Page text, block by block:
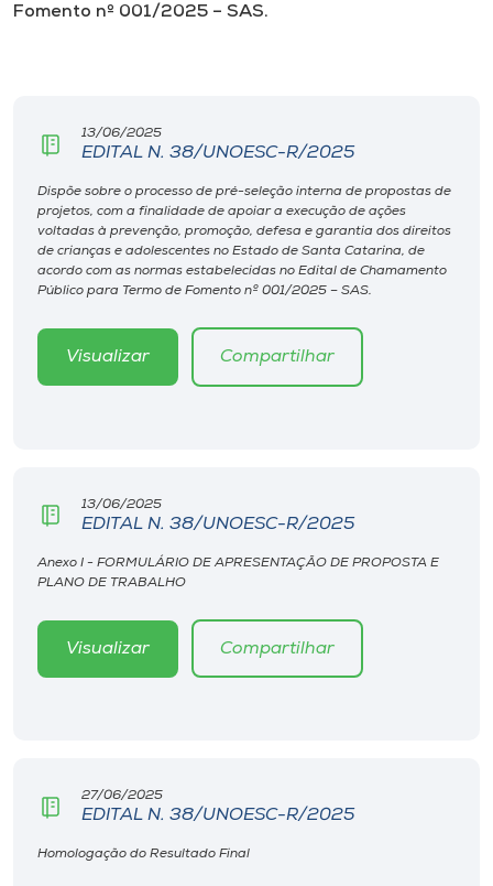
Museu
Unoesc
Store
Fomento nº 001/2025 – SAS.
13/06/2025
EDITAL N. 38/UNOESC-R/2025
Dispõe sobre o processo de pré-seleção interna de propostas de
projetos, com a finalidade de apoiar a execução de ações
voltadas à prevenção, promoção, defesa e garantia dos direitos
de crianças e adolescentes no Estado de Santa Catarina, de
acordo com as normas estabelecidas no Edital de Chamamento
Público para Termo de Fomento nº 001/2025 – SAS.
Visualizar Compartilhar
13/06/2025
EDITAL N. 38/UNOESC-R/2025
Anexo I - FORMULÁRIO DE APRESENTAÇÃO DE PROPOSTA E
PLANO DE TRABALHO
Visualizar Compartilhar
27/06/2025
EDITAL N. 38/UNOESC-R/2025
Homologação do Resultado Final